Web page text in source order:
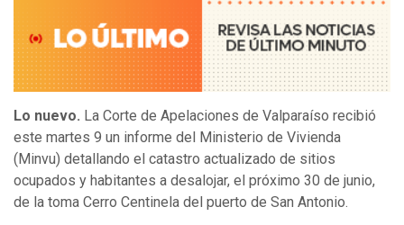
Lo nuevo. La Corte de Apelaciones de Valparaíso recibió
este martes 9 un informe del Ministerio de Vivienda
(Minvu) detallando el catastro actualizado de sitios
ocupados y habitantes a desalojar, el próximo 30 de junio,
de la toma Cerro Centinela del puerto de San Antonio.